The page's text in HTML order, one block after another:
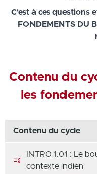
C'est à ces questions
FONDEMENTS DU
Contenu du
les
Contenu du cycle
INTRO 1.01 : Le
contexte indien